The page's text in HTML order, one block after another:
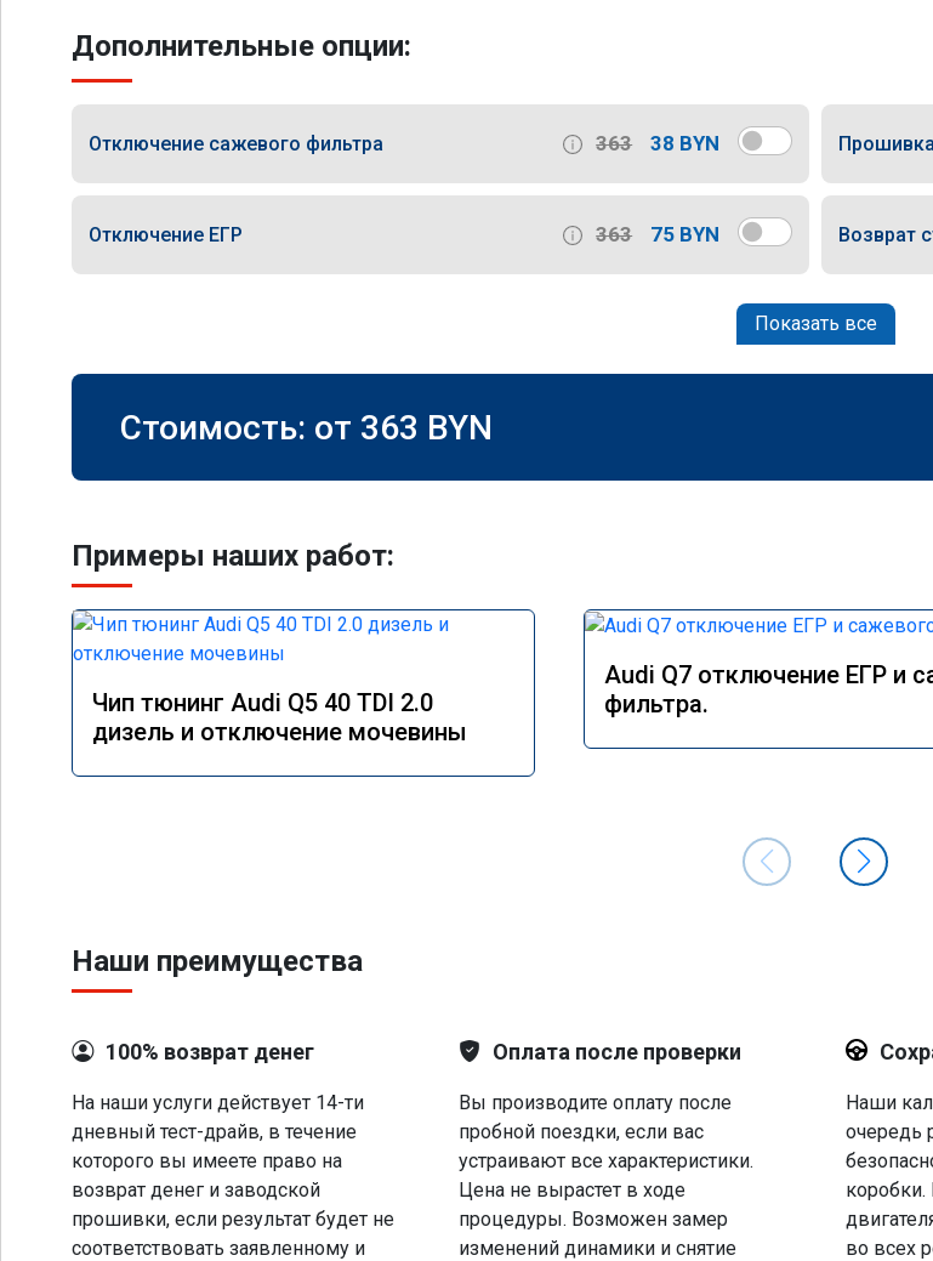
Дополнительные опции:
Отключение сажевого фильтра 363 38 BYN
Отключение ЕГР 363 75 BYN Возврат
Показать все
Стоимость: от 363 BYN
Примеры наших работ:
Чип тюнинг Audi Q5 40 TDI 2.0
дизель и отключение мочевины
Audi Q7 отключение ЕГР и
фильтра.
Наши преимущества
100% возврат денег
На наши услуги действует 14-ти
дневный тест-драйв, в течение
которого вы имеете право на
возврат денег и заводской
прошивки, если результат будет не
соответствовать заявленному и
Оплата после проверки
Вы производите оплату после
пробной поездки, если вас
устраивают все характеристики.
Цена не вырастет в ходе
процедуры. Возможен замер
изменений динамики и снятие
Наши
очередь
во всех